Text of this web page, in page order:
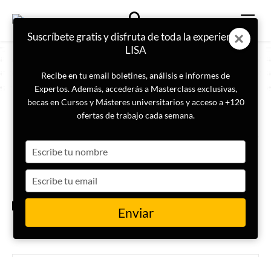
ETIQUETA
teología política
La influencia del nacionalismo
cristiano en el trumpismo
Suscríbete gratis y disfruta de toda la experiencia
LISA
Recibe en tu email boletines, análisis e informes de
Expertos. Además, accederás a Masterclass exclusivas,
becas en Cursos y Másteres universitarios y acceso a +120
ofertas de trabajo cada semana.
your
name
your
email
Enviar